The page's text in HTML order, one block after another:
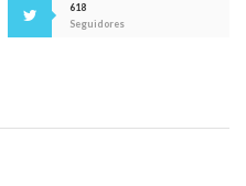
618
Seguidores